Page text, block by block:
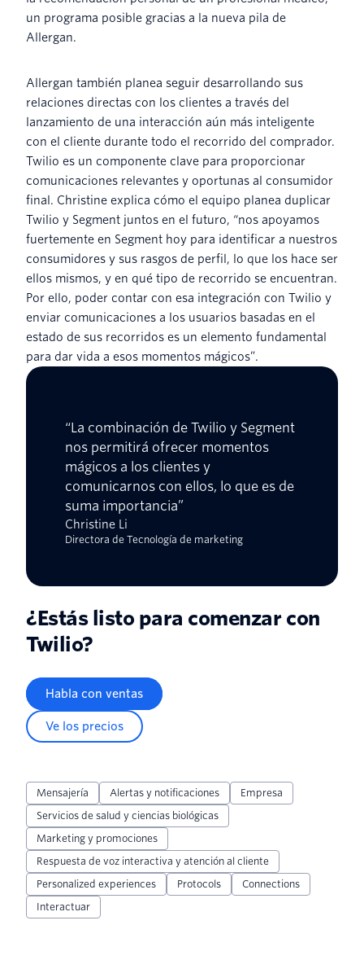
un programa posible gracias a la nueva pila de
Allergan.
Allergan también planea seguir desarrollando sus
relaciones directas con los clientes a través del
lanzamiento de una interacción aún más inteligente
con el cliente durante todo el recorrido del comprador.
Twilio es un componente clave para proporcionar
comunicaciones relevantes y oportunas al consumidor
final. Christine explica cómo el equipo planea duplicar
Twilio y Segment juntos en el futuro, “nos apoyamos
fuertemente en Segment hoy para identificar a nuestros
consumidores y sus rasgos de perfil, lo que los hace ser
ellos mismos, y en qué tipo de recorrido se encuentran.
Por ello, poder contar con esa integración con Twilio y
enviar comunicaciones a los usuarios basadas en el
estado de sus recorridos es un elemento fundamental
para dar vida a esos momentos mágicos”.
“La combinación de Twilio y Segment
nos permitirá ofrecer momentos
mágicos a los clientes y
comunicarnos con ellos, lo que es de
suma importancia”
Christine Li
Directora de Tecnología de marketing
¿Estás listo para comenzar con
Twilio?
Habla con ventas
Ve los precios
Mensajería Alertas y notificaciones
Empresa
Servicios de salud y ciencias biológicas
Marketing y promociones
Respuesta de voz interactiva y atención al cliente
Personalized experiences
Protocols
Connections
Interactuar